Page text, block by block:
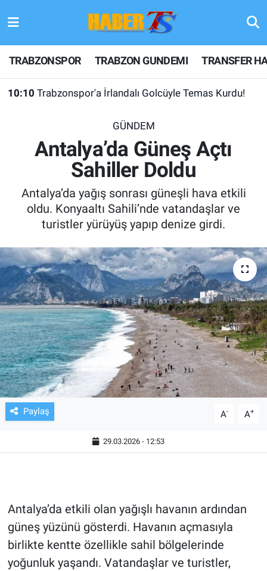
TRABZONSPOR TRABZON GUNDEMI TRANSFER
10:10 Trabzonspor'a İrlandalı Golcüyle Temas Kurdu!
GÜNDEM
Antalya’da Güneş Açtı
Sahiller Doldu
Antalya’da yağış sonrası güneşli hava etkili
oldu. Konyaaltı Sahili’nde vatandaşlar ve
turistler yürüyüş yapıp denize girdi.
Paylaş A- A+
29.03.2026 - 12:53
Antalya’da etkili olan yağışlı havanın ardından
güneş yüzünü gösterdi. Havanın açmasıyla
birlikte kentte özellikle sahil bölgelerinde
yoğunluk yaşandı. Vatandaşlar ve turistler,
TRABZONSPOR
TRABZON GUNDEMI
KULİS MEYDANI
1461 TRABZON
FUTBOL
ALT LIGLER
TV VE SİNEMA
BASKETBOL
SAĞLIK
GENEL
KÜLTÜR SANAT
EĞİTİM
ÇEVRE
HABERDE İNSAN
Hava Durumu
Trafik Durumu
Son Dakika Haberleri
Haber Arşivi